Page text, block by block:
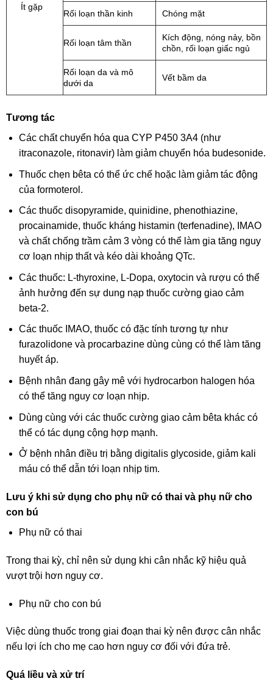
Ít gặp
Rối loạn thần kinh Chóng mặt
Rối loạn tâm thần
Kích động, nóng nảy, bồn
chồn, rối loạn giấc ngủ
Rối loạn da và mô
dưới da
Vết bầm da
Tương tác
Các chất chuyển hóa qua CYP P450 3A4 (như
itraconazole, ritonavir) làm giảm chuyển hóa budesonide.
Thuốc chẹn bêta có thể ức chế hoặc làm giảm tác động
của formoterol.
Các thuốc disopyramide, quinidine, phenothiazine,
procainamide, thuốc kháng histamin (terfenadine), IMAO
và chất chống trầm cảm 3 vòng có thể làm gia tăng nguy
cơ loạn nhịp thất và kéo dài khoảng QTc.
Các thuốc: L-thyroxine, L-Dopa, oxytocin và rượu có thể
ảnh hưởng đến sự dung nạp thuốc cường giao cảm
beta-2.
Các thuốc IMAO, thuốc có đặc tính tương tự như
furazolidone và procarbazine dùng cùng có thể làm tăng
huyết áp.
Bệnh nhân đang gây mê với hydrocarbon halogen hóa
có thể tăng nguy cơ loạn nhịp.
Dùng cùng với các thuốc cường giao cảm bêta khác có
thể có tác dụng cộng hợp mạnh.
Ở bệnh nhân điều trị bằng digitalis glycoside, giảm kali
máu có thể dẫn tới loạn nhịp tim.
Lưu ý khi sử dụng cho phụ nữ có thai và phụ nữ cho
con bú
Phụ nữ có thai
Trong thai kỳ, chỉ nên sử dụng khi cân nhắc kỹ hiệu quả
vượt trội hơn nguy cơ.
Phụ nữ cho con bú
Việc dùng thuốc trong giai đoạn thai kỳ nên được cân nhắc
nếu lợi ích cho mẹ cao hơn nguy cơ đối với đứa trẻ.
Quá liều và xử trí